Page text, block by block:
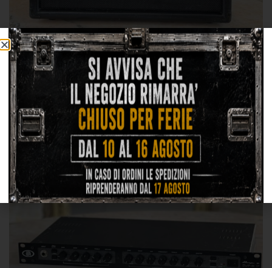
Amplificatori Usato
Hughes & Kettner Tubemeister 36 Combo
499,00€